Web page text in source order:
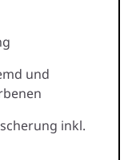
und
inkl.